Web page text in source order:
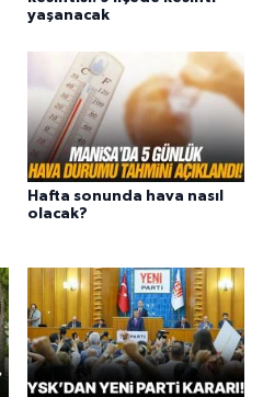
yaşanacak
Hafta sonunda hava nasıl
olacak?